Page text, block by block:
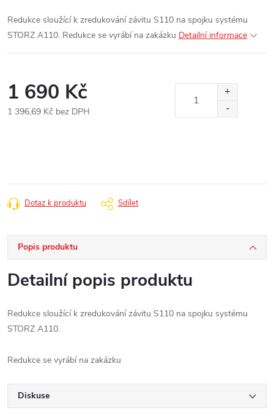
Redukce sloužící k zredukování závitu S110 na spojku systému
STORZ A110. Redukce se vyrábí na zakázku Detailní informace
1 690 Kč
1 396,69 Kč bez DPH
Dotaz k produktu Sdílet
Popis produktu
Detailní popis produktu
Redukce sloužící k zredukování závitu S110 na spojku systému
STORZ A110.
Redukce se vyrábí na zakázku
Diskuse